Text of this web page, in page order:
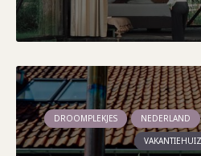
DROOMPLEKJES NEDERLAND